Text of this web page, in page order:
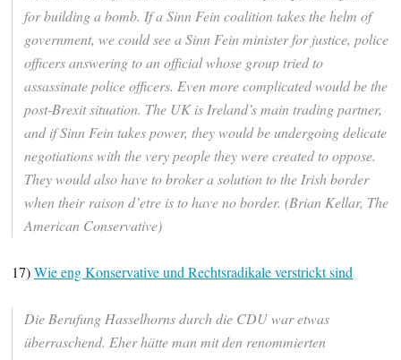
for building a bomb. If a Sinn Fein coalition takes the helm of
government, we could see a Sinn Fein minister for justice, police
officers answering to an official whose group tried to
assassinate police officers. Even more complicated would be the
post-Brexit situation. The UK is Ireland’s main trading partner,
and if Sinn Fein takes power, they would be undergoing delicate
negotiations with the very people they were created to oppose.
They would also have to broker a solution to the Irish border
when their raison d’etre is to have no border. (Brian Kellar, The
American Conservative)
17)Wie eng Konservative und Rechtsradikale verstrickt sind
Die Berufung Hasselhorns durch die CDU war etwas
überraschend. Eher hätte man mit den renommierten